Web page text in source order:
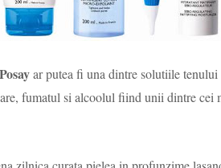
ar putea fi una dintre solutiile
fumatul si alcoolul fiind unii dintre cei